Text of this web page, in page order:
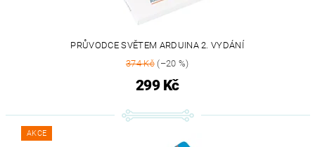
PRŮVODCE SVĚTEM ARDUINA 2. VYDÁNÍ
374 Kč(–20 %)
299 Kč
AKCE